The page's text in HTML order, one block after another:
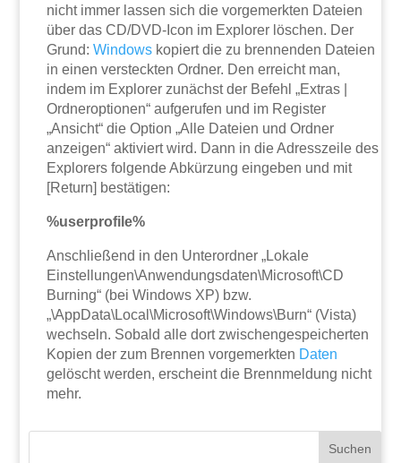
nicht immer lassen sich die vorgemerkten Dateien
über das CD/DVD-Icon im Explorer löschen. Der
Grund:Windows kopiert die zu brennenden Dateien
in einen versteckten Ordner. Den erreicht man,
indem im Explorer zunächst der Befehl „Extras |
Ordneroptionen“ aufgerufen und im Register
„Ansicht“ die Option „Alle Dateien und Ordner
anzeigen“ aktiviert wird. Dann in die Adresszeile des
Explorers folgende Abkürzung eingeben und mit
[Return] bestätigen:
%userprofile%
Anschließend in den Unterordner „Lokale
Einstellungen\Anwendungsdaten\Microsoft\CD
Burning“ (bei Windows XP) bzw.
„\AppData\Local\Microsoft\Windows\Burn“ (Vista)
wechseln. Sobald alle dort zwischengespeicherten
Kopien der zum Brennen vorgemerkten Daten
gelöscht werden, erscheint die Brennmeldung nicht
mehr.